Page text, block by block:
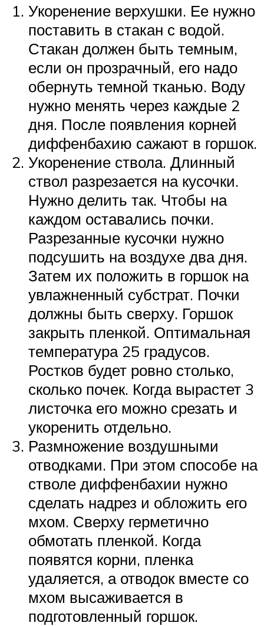
Укоренение верхушки. Ее нужно
поставить в стакан с водой.
Стакан должен быть темным,
если он прозрачный, его надо
обернуть темной тканью. Воду
нужно менять через каждые 2
дня. После появления корней
диффенбахию сажают в горшок.
Укоренение ствола. Длинный
ствол разрезается на кусочки.
Нужно делить так. Чтобы на
каждом оставались почки.
Разрезанные кусочки нужно
подсушить на воздухе два дня.
Затем их положить в горшок на
увлажненный субстрат. Почки
должны быть сверху. Горшок
закрыть пленкой. Оптимальная
температура 25 градусов.
Ростков будет ровно столько,
сколько почек. Когда вырастет 3
листочка его можно срезать и
укоренить отдельно.
Размножение воздушными
отводками. При этом способе на
стволе диффенбахии нужно
сделать надрез и обложить его
мхом. Сверху герметично
обмотать пленкой. Когда
появятся корни, пленка
удаляется, а отводок вместе со
мхом высаживается в
подготовленный горшок.